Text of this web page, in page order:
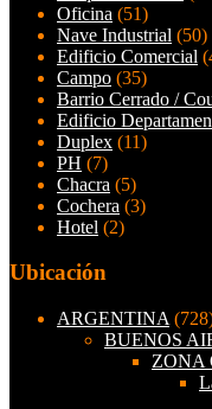
Oficina (51)
Nave Industrial (50)
Edificio Comercial
Campo (35)
Barrio Cerrado /
Edificio
Duplex (11)
PH (7)
Chacra (5)
Cochera (3)
Hotel (2)
Ubicación
ARGENTINA
BUENOS
ZONA